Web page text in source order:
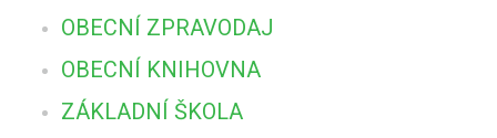
OBECNÍ ZPRAVODAJ
OBECNÍ KNIHOVNA
ZÁKLADNÍ ŠKOLA